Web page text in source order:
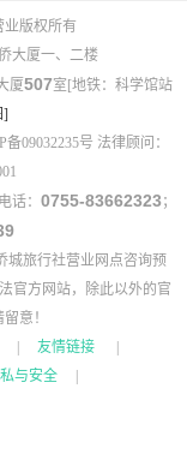
版权所有
大厦一、二楼
厦507室[地铁：科学馆站
]
09032235号 法律顾问：
话： 0755-83662323 ；
城旅行社营业网点咨询预
官方网站，除此以外的官
意！
|友情链接
与安全